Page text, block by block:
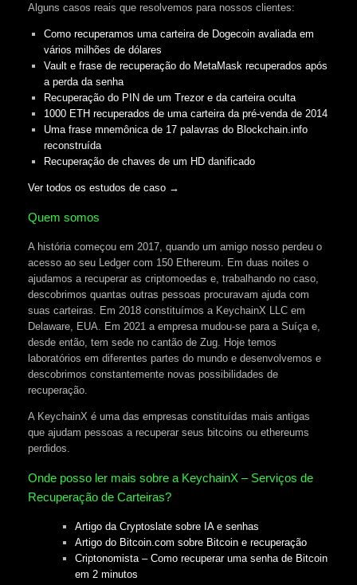
Alguns casos reais que resolvemos para nossos clientes:
Como recuperamos uma carteira de Dogecoin avaliada em
vários milhões de dólares
Vault e frase de recuperação do MetaMask recuperados após
a perda da senha
Recuperação do PIN de um Trezor e da carteira oculta
1000 ETH recuperados de uma carteira da pré-venda de 2014
Uma frase mnemônica de 17 palavras do Blockchain.info
reconstruída
Recuperação de chaves de um HD danificado
Ver todos os estudos de caso →
Quem somos
A história começou em 2017, quando um amigo nosso perdeu o
acesso ao seu Ledger com 150 Ethereum. Em duas noites o
ajudamos a recuperar as criptomoedas e, trabalhando no caso,
descobrimos quantas outras pessoas procuravam ajuda com
suas carteiras. Em 2018 constituímos a KeychainX LLC em
Delaware, EUA. Em 2021 a empresa mudou-se para a Suíça e,
desde então, tem sede no cantão de Zug. Hoje temos
laboratórios em diferentes partes do mundo e desenvolvemos e
descobrimos constantemente novas possibilidades de
recuperação.
A KeychainX é uma das empresas constituídas mais antigas
que ajudam pessoas a recuperar seus bitcoins ou ethereums
perdidos.
Onde posso ler mais sobre a KeychainX – Serviços de
Recuperação de Carteiras?
Artigo da Cryptoslate sobre IA e senhas
Artigo do Bitcoin.com sobre Bitcoin e recuperação
Criptonomista – Como recuperar uma senha de Bitcoin
em 2 minutos